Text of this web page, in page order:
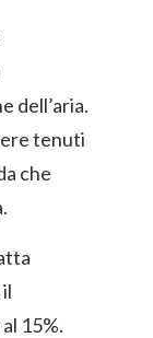
dell’aria.
tenuti
che
15%.